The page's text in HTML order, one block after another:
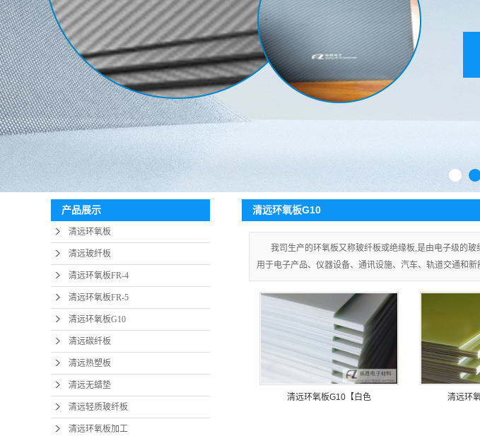
3
产品展示
清远环氧板
清远玻纤板
清远环氧板FR-4
清远环氧板FR-5
清远环氧板G10
清远碳纤板
清远热塑板
清远无蜡垫
清远轻质玻纤板
清远环氧板加工
清远环氧板G10
我司生产的环氧板又称玻纤板或绝缘板,是由电子级的
用于电子产品、仪器设备、通讯设施、汽车、轨道交通和新
清远环氧板G10【白色 清远环